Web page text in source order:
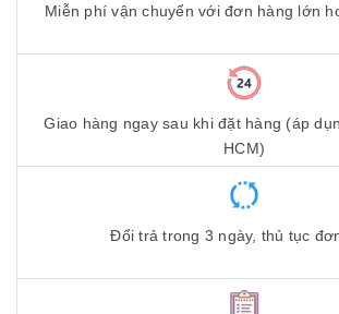
Miễn phí vận chuyển với đơn hàng lớn
Giao hàng ngay sau khi đặt hàng (áp
HCM)
Đổi trả trong 3 ngày, thủ tục